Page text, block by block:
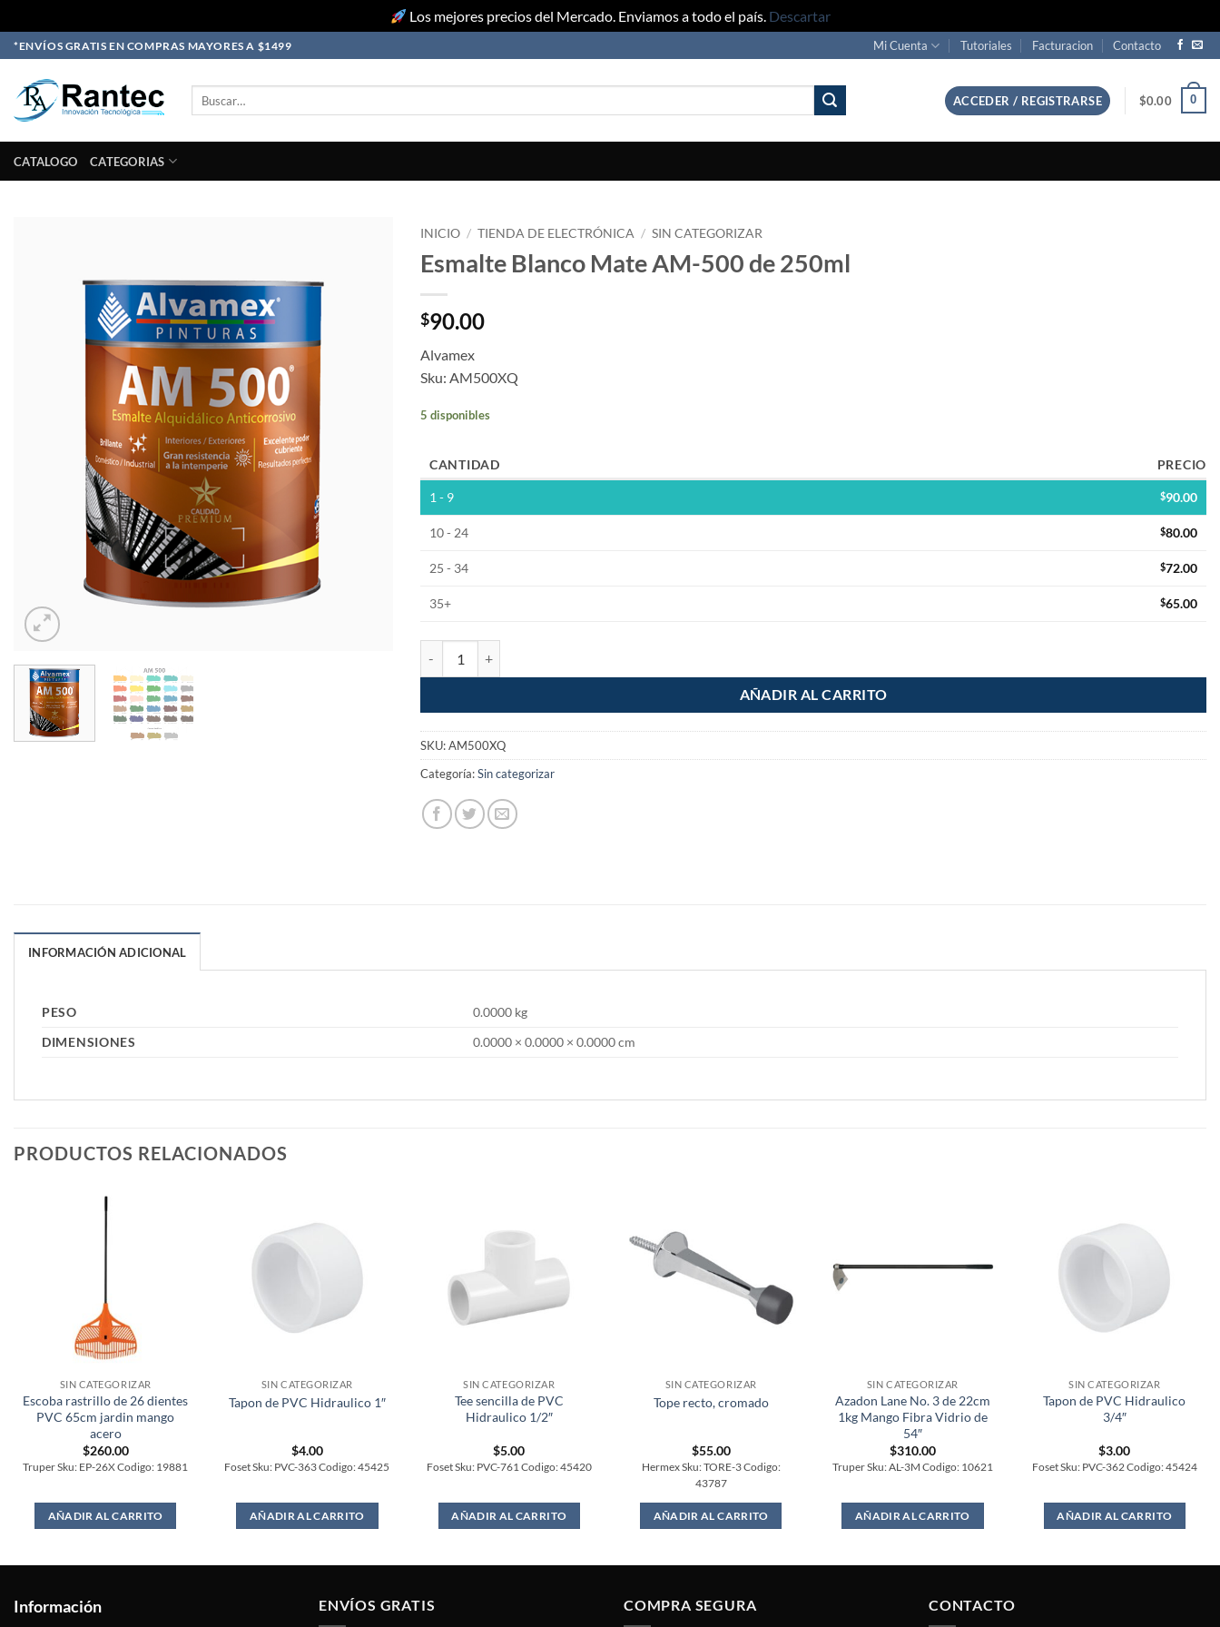
Los mejores precios del Mercado. Enviamos a todo el país. Descartar
Skip
to
content
*ENVÍOS GRATIS EN COMPRAS MAYORES A $1499 Mi Cuenta Tutoriales Facturacion Contacto
ACCEDER / REGISTRARSE $0.00 0
CATALOGO CATEGORIAS
INICIO / TIENDA DE ELECTRÓNICA / SIN CATEGORIZAR
Esmalte Blanco Mate AM-500 de 250ml
$90.00
Alvamex
Sku: AM500XQ
5 disponibles
CANTIDAD PRECIO
1 - 9 $90.00
10 - 24 $80.00
25 - 34 $72.00
35+ $65.00
AÑADIR AL CARRITO
SKU:AM500XQ
Categoría:Sin categorizar
INFORMACIÓN ADICIONAL
PESO
0.0000 kg
DIMENSIONES
0.0000 × 0.0000 × 0.0000 cm
PRODUCTOS RELACIONADOS
SIN CATEGORIZAR
Escoba rastrillo de 26 dientes
PVC 65cm jardin mango
acero
$260.00
Truper Sku: EP-26X Codigo: 19881
AÑADIR AL CARRITO
SIN CATEGORIZAR
Tapon de PVC Hidraulico 1″
$4.00
Foset Sku: PVC-363 Codigo: 45425
AÑADIR AL CARRITO
SIN CATEGORIZAR
Tee sencilla de PVC
Hidraulico 1/2″
$5.00
Foset Sku: PVC-761 Codigo: 45420
AÑADIR AL CARRITO
SIN CATEGORIZAR
Tope recto, cromado
$55.00
Hermex Sku: TORE-3 Codigo:
43787
AÑADIR AL CARRITO
SIN CATEGORIZAR
Azadon Lane No. 3 de 22cm
1kg Mango Fibra Vidrio de
54″
$310.00
Truper Sku: AL-3M Codigo: 10621
AÑADIR AL CARRITO
SIN CATEGORIZAR
Tapon de PVC Hidraulico
3/4″
$3.00
Foset Sku: PVC-362 Codigo: 45424
AÑADIR AL CARRITO
Información ENVÍOS GRATIS COMPRA SEGURA CONTACTO